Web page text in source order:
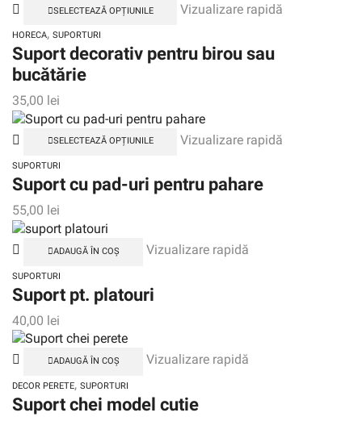
SELECTEAZĂ OPȚIUNILE Vizualizare rapidă
HORECA, SUPORTURI
Suport decorativ pentru birou sau
bucătărie
35,00 lei
SELECTEAZĂ OPȚIUNILE Vizualizare rapidă
SUPORTURI
Suport cu pad-uri pentru pahare
55,00 lei
ADAUGĂ ÎN COȘ Vizualizare rapidă
SUPORTURI
Suport pt. platouri
40,00 lei
ADAUGĂ ÎN COȘ Vizualizare rapidă
DECOR PERETE, SUPORTURI
Suport chei model cutie